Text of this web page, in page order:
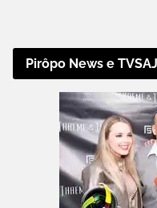
Pirôpo News e TVSAJ